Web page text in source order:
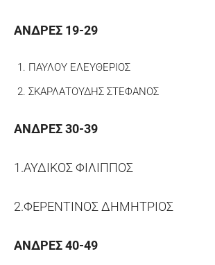
ΑΝΔΡΕΣ 19-29
ΠΑΥΛΟΥ ΕΛΕΥΘΕΡΙΟΣ
ΣΚΑΡΛΑΤΟΥΔΗΣ ΣΤΕΦΑΝΟΣ
ΑΝΔΡΕΣ 30-39
1.ΑΥΔΙΚΟΣ ΦΙΛΙΠΠΟΣ
2.ΦΕΡΕΝΤΙΝΟΣ ΔΗΜΗΤΡΙΟΣ
ΑΝΔΡΕΣ 40-49